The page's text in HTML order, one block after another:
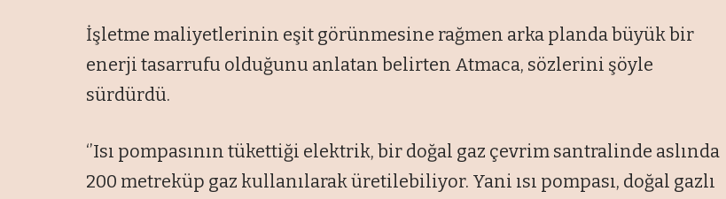
İşletme maliyetlerinin eşit görünmesine rağmen arka planda büyük bir
enerji tasarrufu olduğunu anlatan belirten Atmaca, sözlerini şöyle
sürdürdü.
‘’Isı pompasının tükettiği elektrik, bir doğal gaz çevrim santralinde aslında
200 metreküp gaz kullanılarak üretilebiliyor. Yani ısı pompası, doğal gazlı